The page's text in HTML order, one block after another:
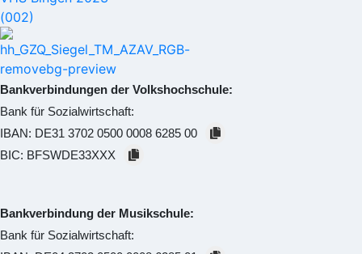
Bankverbindungen der Volkshochschule:
Bank für Sozialwirtschaft:
IBAN: DE31 3702 0500 0008 6285 00
BIC: BFSWDE33XXX
Bankverbindung der Musikschule:
Bank für Sozialwirtschaft: